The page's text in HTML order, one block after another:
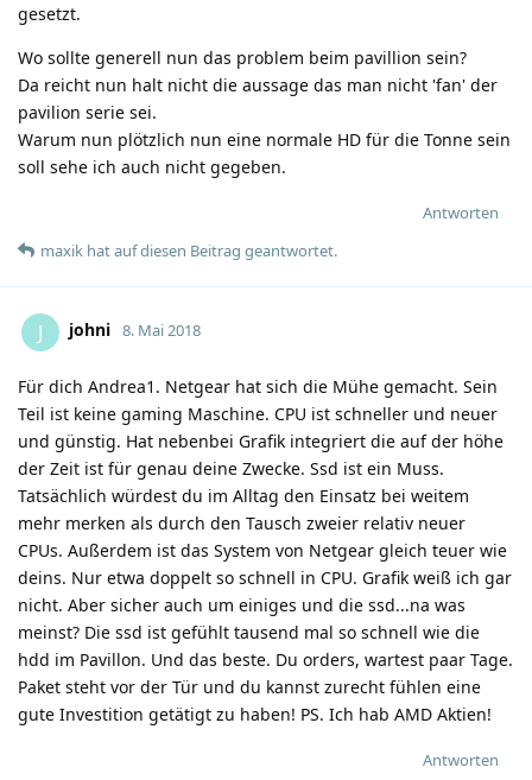
gesetzt.
Wo sollte generell nun das problem beim pavillion sein?
Da reicht nun halt nicht die aussage das man nicht 'fan' der
pavilion serie sei.
Warum nun plötzlich nun eine normale HD für die Tonne sein
soll sehe ich auch nicht gegeben.
Antworten
maxik hatauf diesen Beitrag geantwortet.
J johni 8. Mai 2018
Für dich Andrea1. Netgear hat sich die Mühe gemacht. Sein
Teil ist keine gaming Maschine. CPU ist schneller und neuer
und günstig. Hat nebenbei Grafik integriert die auf der höhe
der Zeit ist für genau deine Zwecke. Ssd ist ein Muss.
Tatsächlich würdest du im Alltag den Einsatz bei weitem
mehr merken als durch den Tausch zweier relativ neuer
CPUs. Außerdem ist das System von Netgear gleich teuer wie
deins. Nur etwa doppelt so schnell in CPU. Grafik weiß ich gar
nicht. Aber sicher auch um einiges und die ssd...na was
meinst? Die ssd ist gefühlt tausend mal so schnell wie die
hdd im Pavillon. Und das beste. Du orders, wartest paar Tage.
Paket steht vor der Tür und du kannst zurecht fühlen eine
gute Investition getätigt zu haben! PS. Ich hab AMD Aktien!
Antworten